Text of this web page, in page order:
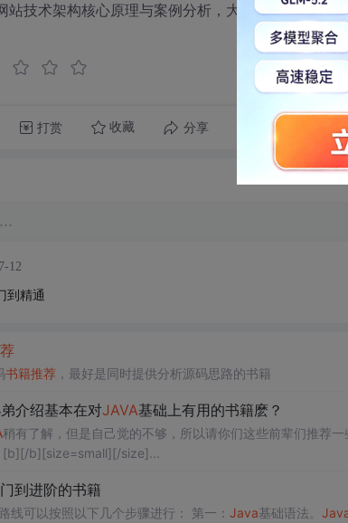
站技术架构核心原理与案例分析，大型分布式网站架
打赏 收藏 分享 转发到动态
…
12
到精通
书籍推荐 ，最好是同时提供分析源码思路的书籍
介绍基本在对JAVA基础上有用的书籍麽？
稍有了解，但是自己觉的不够，所以请你们这些前辈们推荐一
。 :D :D :D :D :D [b][/b][size=small][/size]...
到进阶的书籍
Web开发的学习路线可以按照以下几个步骤进行： 第一： Java基础语法。